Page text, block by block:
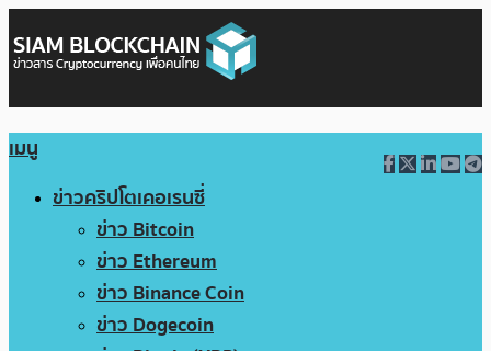
เมนู
ข่าวคริปโตเคอเรนซี่
ข่าว Bitcoin
ข่าว Ethereum
ข่าว Binance Coin
ข่าว Dogecoin